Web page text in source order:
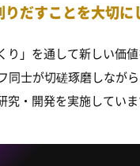
りだすことを大切に
り」を通して新しい価
同士が切磋琢磨しなが
・開発を実施していま